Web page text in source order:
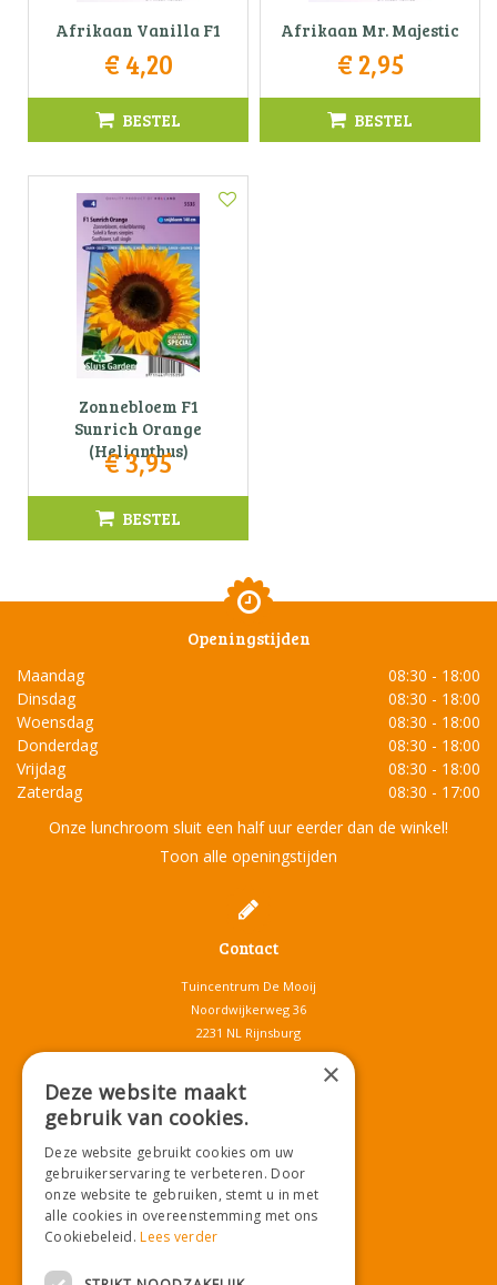
Afrikaan Vanilla F1
€ 4,20
BESTEL
Afrikaan Mr. Majestic
€ 2,95
BESTEL
Zonnebloem F1
Sunrich Orange
(Helianthus)
€3,95
BESTEL
Openingstijden
Maandag
08:30 - 18:00
Dinsdag
08:30 - 18:00
Woensdag
08:30 - 18:00
Donderdag
08:30 - 18:00
Vrijdag
08:30 - 18:00
Zaterdag
08:30 - 17:00
Onze lunchroom sluit een half uur eerder dan de winkel!
Toon alle openingstijden
Contact
Tuincentrum De Mooij
Noordwijkerweg 36
2231 NL Rijnsburg
T.071-4080959
info@tuincentrumdemooij.nl
Download onze App!
×
Deze website maakt
gebruik van cookies.
Deze website gebruikt cookies om uw
gebruikerservaring te verbeteren. Door
onze website te gebruiken, stemt u in met
alle cookies in overeenstemming met ons
Cookiebeleid.Lees verder